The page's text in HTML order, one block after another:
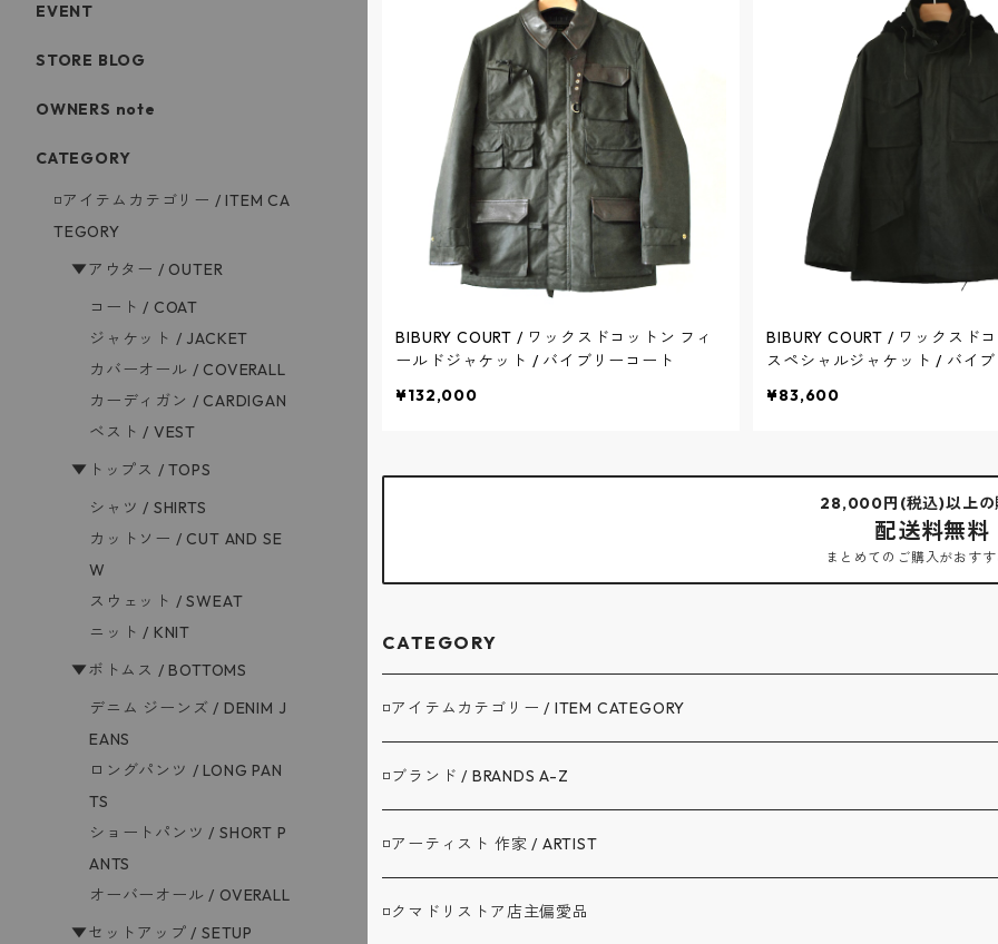
BIBURY COURT / ワックスドコットン フィ
ールドジャケット / バイブリーコート
¥132,000
BIBURY COURT / ワックスド
スペシャルジャケット / バイ
¥83,600
28,000円(税込)以上の
配送料無料
まとめてのご購入がおす
CATEGORY
◽️アイテムカテゴリー / ITEM CATEGORY
▼アウター / OUTER
コート / COAT
ジャケット / JACKET
▼トップス / TOPS
シャツ / SHIRTS
▼ボトムス / BOTTOMS
◽️ブランド / BRANDS A-Z
A.G.SPALDING&BROS. / スポルディング
BAG'n'NOUN / バッグンナウン
◽️アーティスト 作家 / ARTIST
BANDAIYA(ばんだいや)
◽️クマドリストア店主偏愛品
EVENT
STORE BLOG
OWNERS note
CATEGORY
◽️アイテムカテゴリー / ITEM CA
TEGORY
▼アウター / OUTER
コート / COAT
ジャケット / JACKET
カバーオール / COVERALL
カーディガン / CARDIGAN
ベスト / VEST
▼トップス / TOPS
シャツ / SHIRTS
カットソー / CUT AND SE
W
スウェット / SWEAT
ニット / KNIT
▼ボトムス / BOTTOMS
デニム ジーンズ / DENIM J
EANS
ロングパンツ / LONG PAN
TS
ショートパンツ / SHORT P
ANTS
オーバーオール / OVERALL
▼セットアップ / SETUP